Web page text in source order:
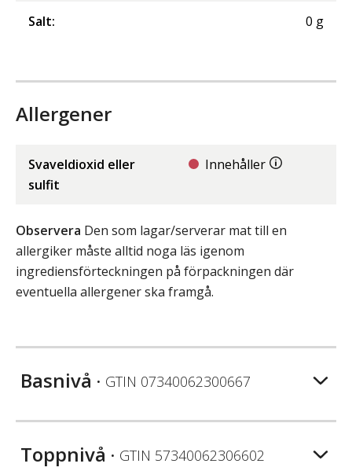
Salt: 0 g
Allergener
Svaveldioxid eller
sulfit
Innehåller
Observera Den som lagar/serverar mat till en
allergiker måste alltid noga läs igenom
ingrediensförteckningen på förpackningen där
eventuella allergener ska framgå.
Basnivå • GTIN 07340062300667
Toppnivå • GTIN 57340062306602